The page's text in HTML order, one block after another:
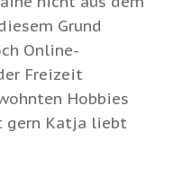
Grund
Online-
Freizeit
Hobbies
gern Katja liebt